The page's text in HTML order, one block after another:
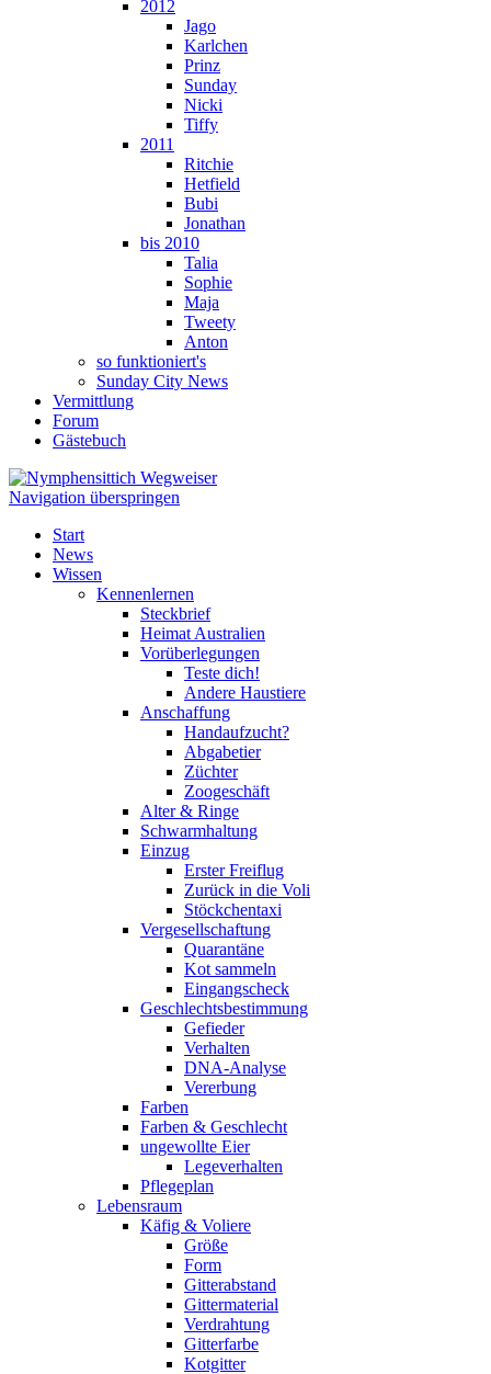
2012
Jago
Karlchen
Prinz
Sunday
Nicki
Tiffy
2011
Ritchie
Hetfield
Bubi
Jonathan
bis 2010
Talia
Sophie
Maja
Tweety
Anton
so funktioniert's
Sunday City News
Vermittlung
Forum
Gästebuch
Navigation überspringen
Start
News
Wissen
Kennenlernen
Steckbrief
Heimat Australien
Vorüberlegungen
Teste dich!
Andere Haustiere
Anschaffung
Handaufzucht?
Abgabetier
Züchter
Zoogeschäft
Alter & Ringe
Schwarmhaltung
Einzug
Erster Freiflug
Zurück in die Voli
Stöckchentaxi
Vergesellschaftung
Quarantäne
Kot sammeln
Eingangscheck
Geschlechtsbestimmung
Gefieder
Verhalten
DNA-Analyse
Vererbung
Farben
Farben & Geschlecht
ungewollte Eier
Legeverhalten
Pflegeplan
Lebensraum
Käfig & Voliere
Größe
Form
Gitterabstand
Gittermaterial
Verdrahtung
Gitterfarbe
Kotgitter